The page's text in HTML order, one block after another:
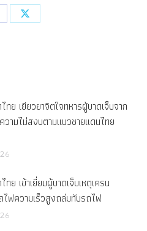
Share
ทย เยียวยาจิตใจทหารผู้บาดเจ็บจาก
วามไม่สงบตามแนวชายแดนไทย
ทย เข้าเยี่ยมผู้บาดเจ็บเหตุเครน
ไฟความเร็วสูงถล่มทับรถไฟ